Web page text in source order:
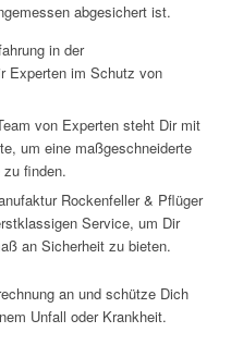
abgesichert ist.
in der
Experten im Schutz von
von Experten steht Dir mit
um eine maßgeschneiderte
finden.
Rockenfeller & Pflüger
Service, um Dir
an Sicherheit zu bieten.
an und schütze Dich
Unfall oder Krankheit.